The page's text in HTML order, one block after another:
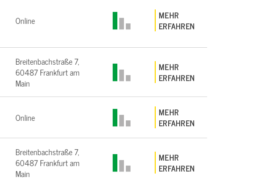
Online
MEHR
ERFAHREN
Breitenbachstraße 7,
60487 Frankfurt am
Main
MEHR
ERFAHREN
Online
MEHR
ERFAHREN
Breitenbachstraße 7,
60487 Frankfurt am
Main
MEHR
ERFAHREN